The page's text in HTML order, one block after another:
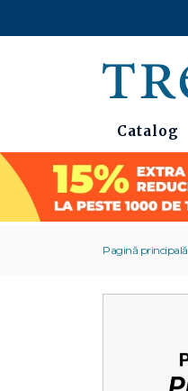
Catalog
Pagină principală